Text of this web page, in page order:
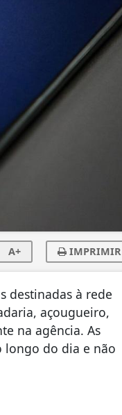
A+ IMPRIMIR
destinadas à rede
açougueiro,
na agência. As
longo do dia e não